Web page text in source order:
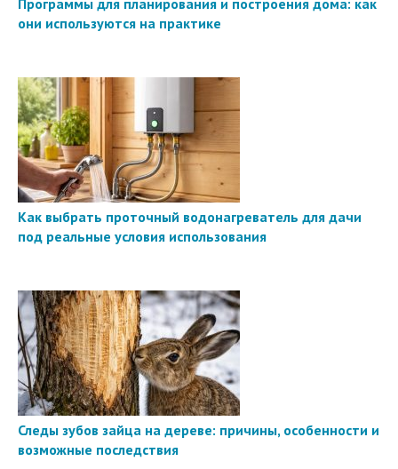
Программы для планирования и построения дома: как
они используются на практике
Как выбрать проточный водонагреватель для дачи
под реальные условия использования
Следы зубов зайца на дереве: причины, особенности и
возможные последствия